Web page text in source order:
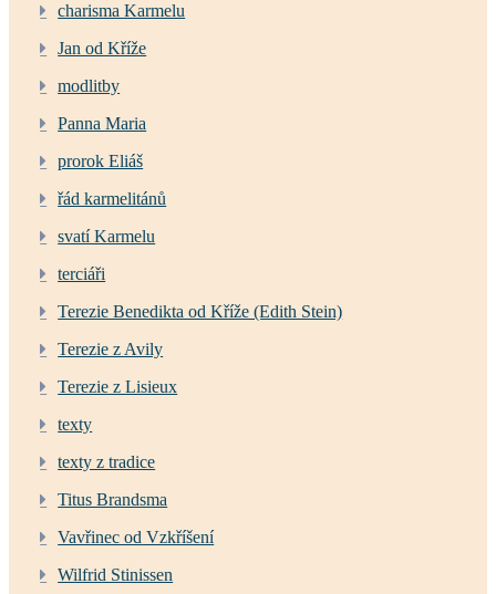
charisma Karmelu
Jan od Kříže
modlitby
Panna Maria
prorok Eliáš
řád karmelitánů
svatí Karmelu
terciáři
Terezie Benedikta od Kříže (Edith Stein)
Terezie z Avily
Terezie z Lisieux
texty
texty z tradice
Titus Brandsma
Vavřinec od Vzkříšení
Wilfrid Stinissen